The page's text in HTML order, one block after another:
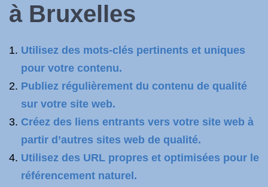
à Bruxelles
Utilisez des mots-clés pertinents et uniques
pour votre contenu.
Publiez régulièrement du contenu de qualité
sur votre site web.
Créez des liens entrants vers votre site web à
partir d’autres sites web de qualité.
Utilisez des URL propres et optimisées pour le
référencement naturel.